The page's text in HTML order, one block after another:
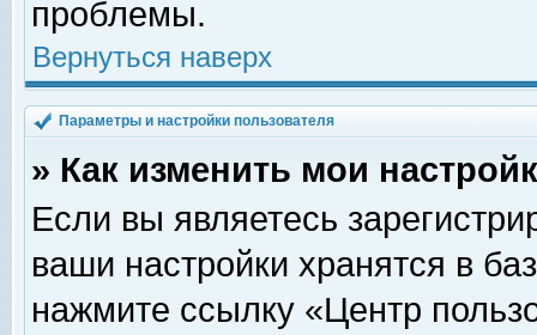
проблемы.
Вернуться наверх
Параметры и настройки пользователя
» Как изменить мои
Если вы являетесь
ваши настройки хранятся в
нажмите ссылку «Центр